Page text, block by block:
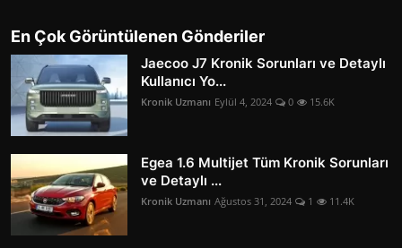
En Çok Görüntülenen Gönderiler
Jaecoo J7 Kronik Sorunları ve Detaylı
Kullanıcı Yo...
Kronik Uzmanı Eylül 4, 2024 0 15.6K
Egea 1.6 Multijet Tüm Kronik Sorunları
ve Detaylı ...
Kronik Uzmanı Ağustos 31, 2024 1 11.4K